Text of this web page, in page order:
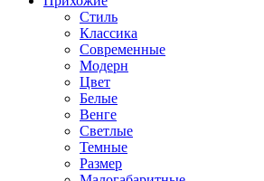
Стиль
Классика
Современные
Модерн
Цвет
Белые
Венге
Светлые
Темные
Размер